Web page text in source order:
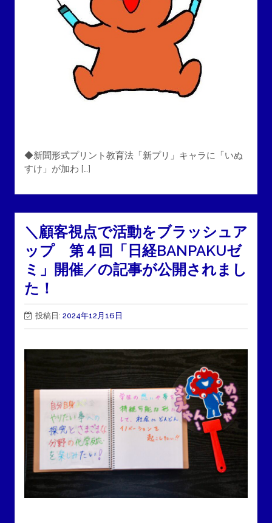
◆新聞形式プリント教育法「新プリ」キャラに「いぬ
すけ」が加わ […]
＼顧客視点で活動をブラッシュア
ップ 第４回「日経BANPAKUゼ
ミ」開催／の記事が公開されまし
た！
投稿日: 2024年12月16日